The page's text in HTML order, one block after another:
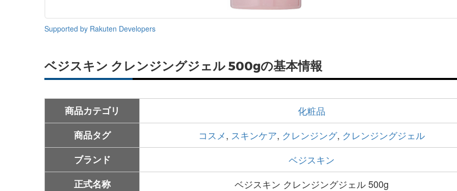
Supported by Rakuten Developers
ベジスキン クレンジングジェル 500gの基本情報
商品カテゴリ
化粧品
商品タグ
コスメ, スキンケア, クレンジング, クレンジングジェル
ブランド
ベジスキン
正式名称
ベジスキン クレンジングジェル 500g